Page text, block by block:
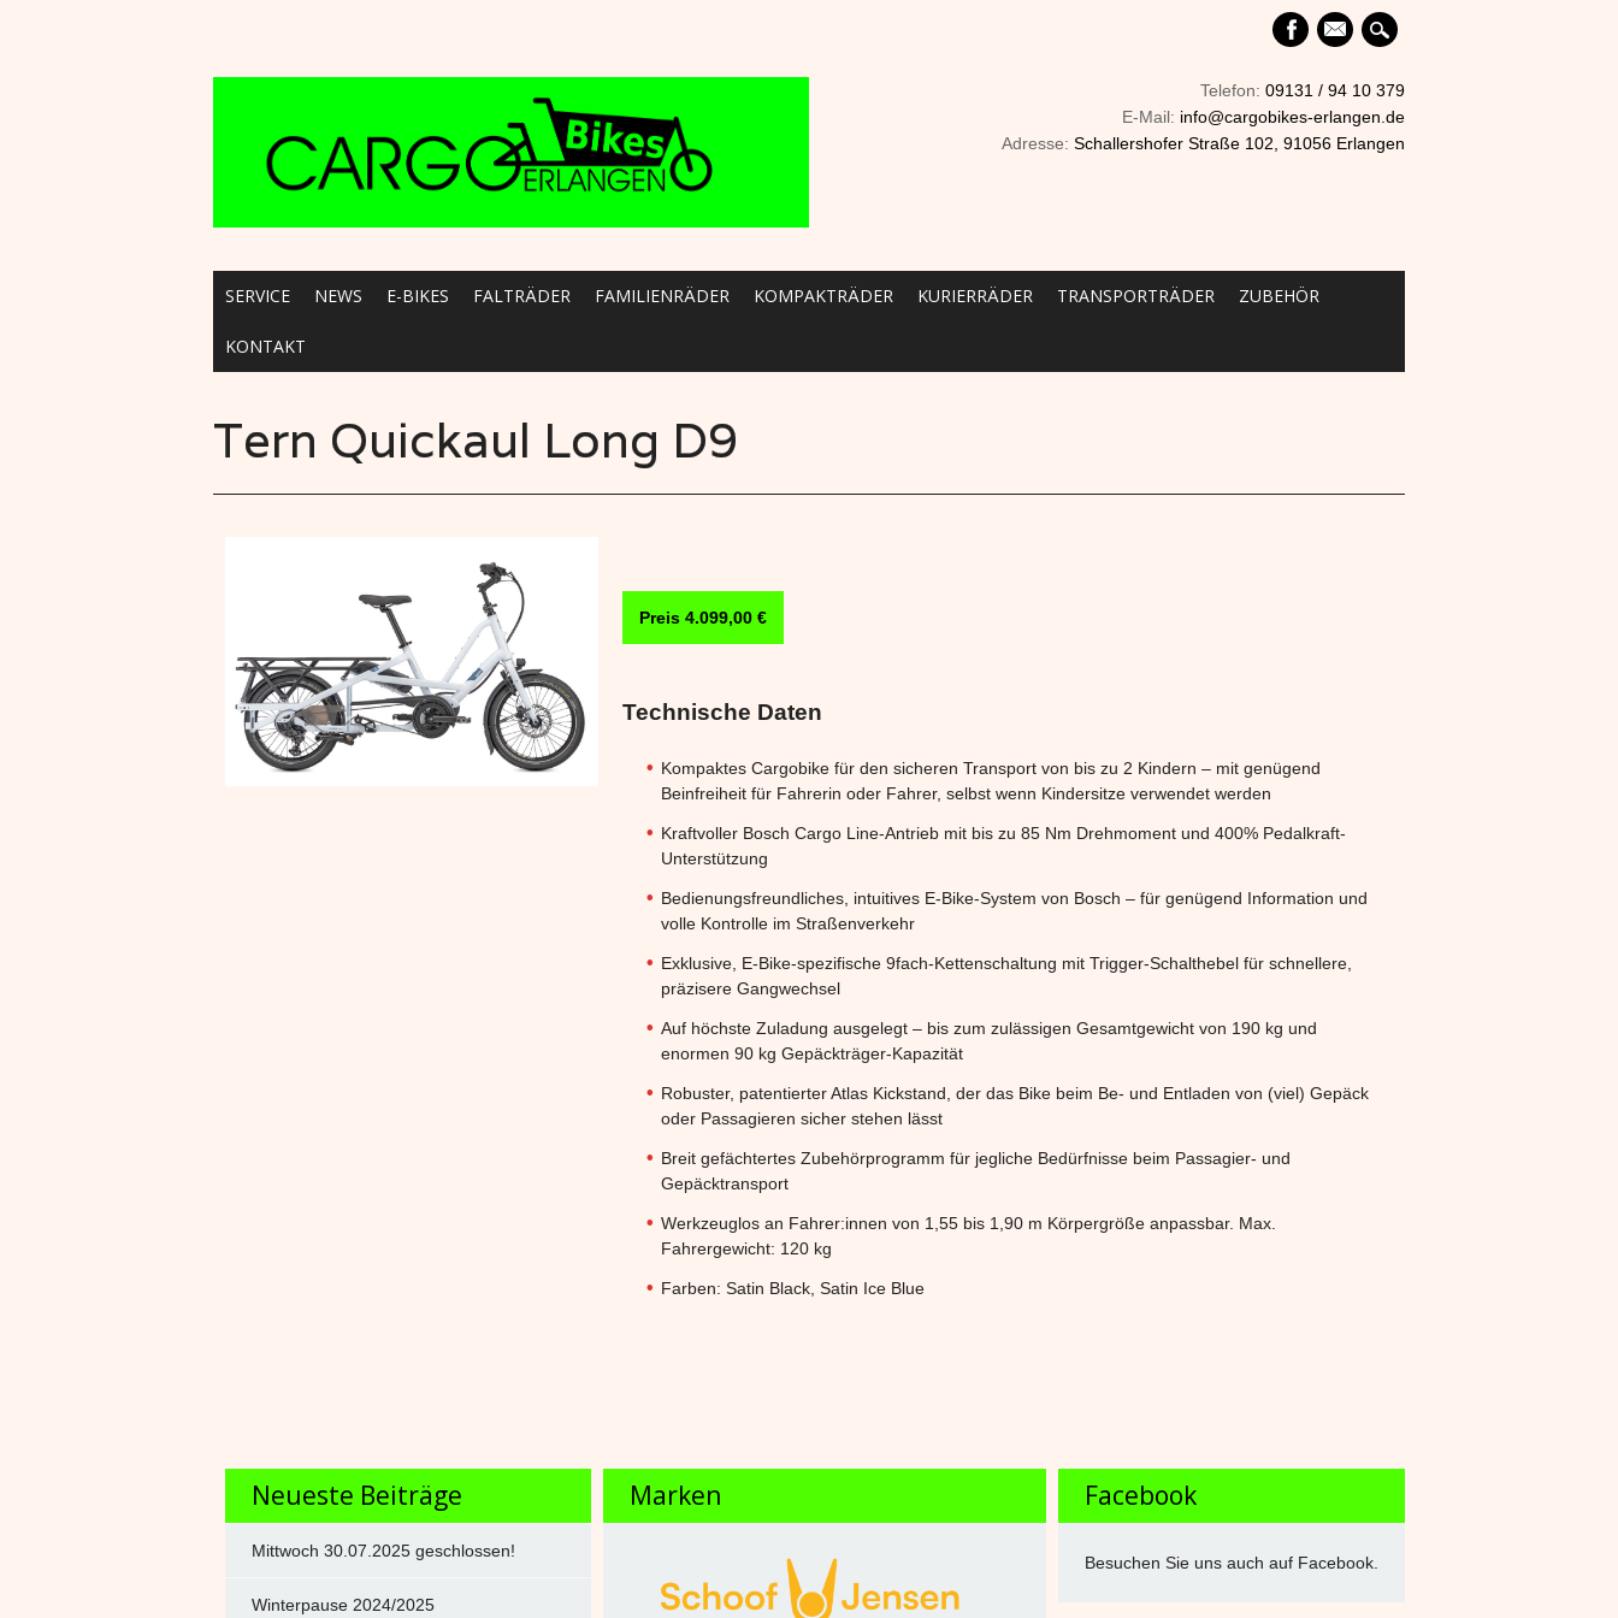
mail
Telefon:09131 / 94 10 379
E-Mail: info@cargobikes-erlangen.de
Adresse:Schallershofer Straße 102, 91056 Erlangen
Main menu
SERVICE NEWS E-BIKES FALTRÄDER FAMILIENRÄDER KOMPAKTRÄDER KURIERRÄDER TRANSPORTRÄDER ZUBEHÖR
KONTAKT
Tern Quickaul Long D9
Preis 4.099,00 €
Technische Daten
Kompaktes Cargobike für den sicheren Transport von bis zu 2 Kindern – mit genügend
Beinfreiheit für Fahrerin oder Fahrer, selbst wenn Kindersitze verwendet werden
Kraftvoller Bosch Cargo Line-Antrieb mit bis zu 85 Nm Drehmoment und 400% Pedalkraft-
Unterstützung
Bedienungsfreundliches, intuitives E-Bike-System von Bosch – für genügend Information und
volle Kontrolle im Straßenverkehr
Exklusive, E-Bike-spezifische 9fach-Kettenschaltung mit Trigger-Schalthebel für schnellere,
präzisere Gangwechsel
Auf höchste Zuladung ausgelegt – bis zum zulässigen Gesamtgewicht von 190 kg und
enormen 90 kg Gepäckträger-Kapazität
Robuster, patentierter Atlas Kickstand, der das Bike beim Be- und Entladen von (viel) Gepäck
oder Passagieren sicher stehen lässt
Breit gefächtertes Zubehörprogramm für jegliche Bedürfnisse beim Passagier- und
Gepäcktransport
Werkzeuglos an Fahrer:innen von 1,55 bis 1,90 m Körpergröße anpassbar. Max.
Fahrergewicht: 120 kg
Farben: Satin Black, Satin Ice Blue
Neueste Beiträge
Mittwoch 30.07.2025 geschlossen!
Winterpause 2024/2025
Marken Facebook
Besuchen Sie uns auch auf Facebook.